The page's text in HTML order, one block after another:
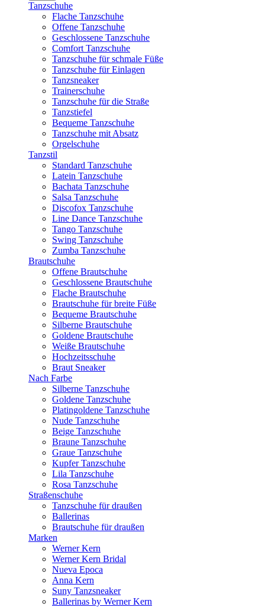
Tanzschuhe
Flache Tanzschuhe
Offene Tanzschuhe
Geschlossene Tanzschuhe
Comfort Tanzschuhe
Tanzschuhe für schmale Füße
Tanzschuhe für Einlagen
Tanzsneaker
Trainerschuhe
Tanzschuhe für die Straße
Tanzstiefel
Bequeme Tanzschuhe
Tanzschuhe mit Absatz
Orgelschuhe
Tanzstil
Standard Tanzschuhe
Latein Tanzschuhe
Bachata Tanzschuhe
Salsa Tanzschuhe
Discofox Tanzschuhe
Line Dance Tanzschuhe
Tango Tanzschuhe
Swing Tanzschuhe
Zumba Tanzschuhe
Brautschuhe
Offene Brautschuhe
Geschlossene Brautschuhe
Flache Brautschuhe
Brautschuhe für breite Füße
Bequeme Brautschuhe
Silberne Brautschuhe
Goldene Brautschuhe
Weiße Brautschuhe
Hochzeitsschuhe
Braut Sneaker
Nach Farbe
Silberne Tanzschuhe
Goldene Tanzschuhe
Platingoldene Tanzschuhe
Nude Tanzschuhe
Beige Tanzschuhe
Braune Tanzschuhe
Graue Tanzschuhe
Kupfer Tanzschuhe
Lila Tanzschuhe
Rosa Tanzschuhe
Straßenschuhe
Tanzschuhe für draußen
Ballerinas
Brautschuhe für draußen
Marken
Werner Kern
Werner Kern Bridal
Nueva Epoca
Anna Kern
Suny Tanzsneaker
Ballerinas by Werner Kern